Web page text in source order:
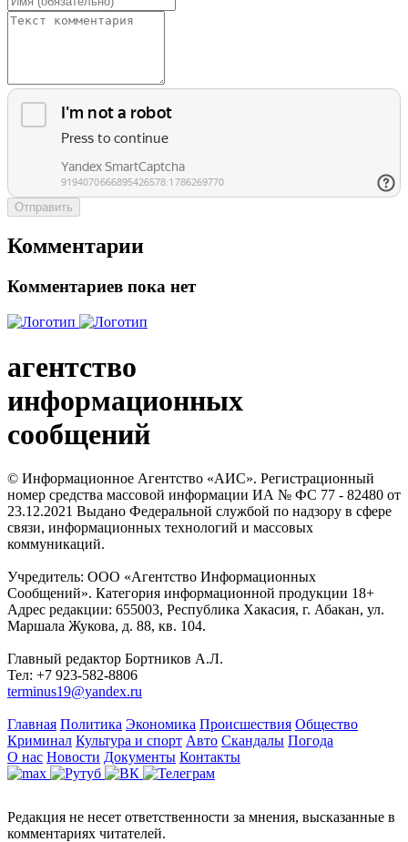
Отправить
Комментарии
Комментариев пока нет
агентство
информационных
сообщений
© Информационное Агентство «АИС». Регистрационный
номер средства массовой информации ИА № ФС 77 - 82480 от
23.12.2021 Выдано Федеральной службой по надзору в сфере
связи, информационных технологий и массовых
коммуникаций.
Учредитель: ООО «Агентство Информационных
Сообщений». Категория информационной продукции 18+
Адрес редакции: 655003, Республика Хакасия, г. Абакан, ул.
Маршала Жукова, д. 88, кв. 104.
Главный редактор Бортников А.Л.
Тел: +7 923-582-8806
terminus19@yandex.ru
Главная Политика Экономика Происшествия Общество
Криминал Культура и спорт Авто Скандалы Погода
О нас Новости Документы Контакты
Редакция не несет ответственности за мнения, высказанные в
комментариях читателей.